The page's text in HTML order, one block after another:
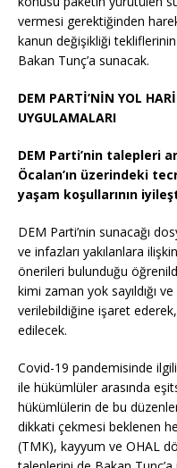
vermesi gerektiğinden
kanun değişikliği
Bakan Tunç’a sunacak.
DEM PARTİ’NİN YOL
UYGULAMALARI
DEM Parti’nin talepleri
Öcalan’ın üzerindeki
yaşam koşullarının
DEM Parti’nin sunacağı
ve infazları yakılanlara
önerileri bulunduğu
kimi zaman yok sayıldığı
verilebildiğine işaret
edilecek.
Covid-19 pandemisinde
ile hükümlüler arasında
hükümlülerin de bu
dikkati çekmesi beklenen
(TMK), kayyum ve OHAL